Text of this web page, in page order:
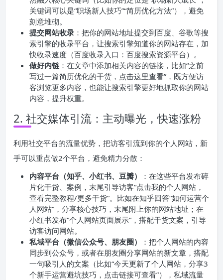
关键词可以是“职场新人技巧”“简历优化方法”），避免
刻意堆砌。
提交网站收录 ：把你的网站地址提交到百度、谷歌等搜
索引擎的收录平台，让搜索引擎知道你的网站存在，加
快收录速度（百度收录入口：百度搜索资源平台）。
做好内链 ：在文章中添加相关内容的链接，比如“之前
写过一篇简历优化的干货，点击这里查看”，既方便访
客浏览更多内容，也能让搜索引擎更好地抓取你的网站
内容，提升权重。
2. 社交媒体引流：主动曝光，快速涨粉
利用社交平台的流量优势，把访客引流到你的个人网站，新
手可以重点做2个平台，避免精力分散：
内容平台（知乎、小红书、豆瓣）
：在这些平台发布碎
片化干货、案例，末尾引导访客“点击我的个人网站，
查看完整教程/更多干货”。比如在知乎回答“如何运营个
人网站”，分享核心技巧，末尾附上你的网站地址；在
小红书发布“个人网站页面展示”，搭配干货文案，引导
访客访问网站。
私域平台（微信公众号、朋友圈）
：把个人网站的内容
同步到公众号，或者在朋友圈分享网站的新文章，搭配
一句吸引人的文案（比如“今天更新了个人网站，分享3
个新手运营避坑技巧，点击链接可查看”），私域流量